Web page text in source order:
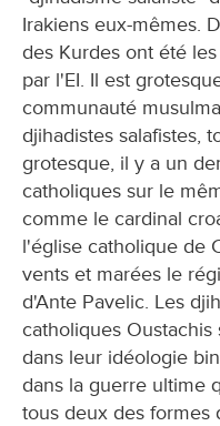
Irakiens eux-mêmes.
des Kurdes ont été
par l'EI. Il est
communauté
djihadistes salafistes,
grotesque, il y a un
catholiques sur le
comme le cardinal
l'église catholique de
vents et marées le
d'Ante Pavelic. Les
catholiques
dans leur idéologie
dans la guerre ultime
tous deux des formes